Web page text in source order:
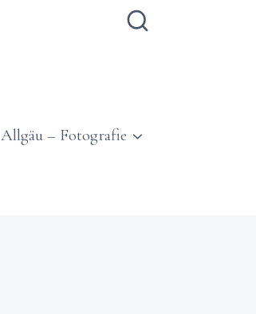
Allgäu – Fotografie